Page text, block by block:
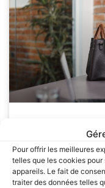
Pour offrir les meilleures
telles que les cookies
appareils. Le fait de
traiter des données telles
Les étapes
négociation
pour les